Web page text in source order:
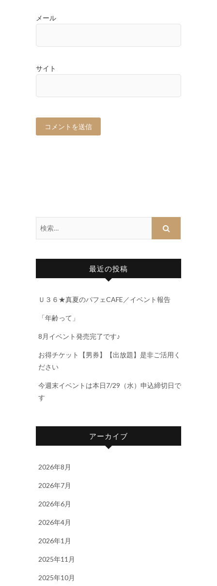
メール
サイト
最近の投稿
Ｕ３６★真夏のパフェCAFE／イベント報告
「年齢って」
8月イベント発売完了です♪
お得チケット【男券】【出放題】是非ご活用く
ださい
今週末イベントは本日7/29（水）申込締切日で
す
アーカイブ
2026年8月
2026年7月
2026年6月
2026年4月
2026年1月
2025年11月
2025年10月